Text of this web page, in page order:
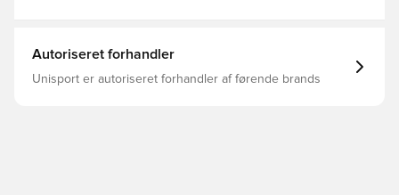
Autoriseret forhandler
Unisport er autoriseret forhandler af førende brands